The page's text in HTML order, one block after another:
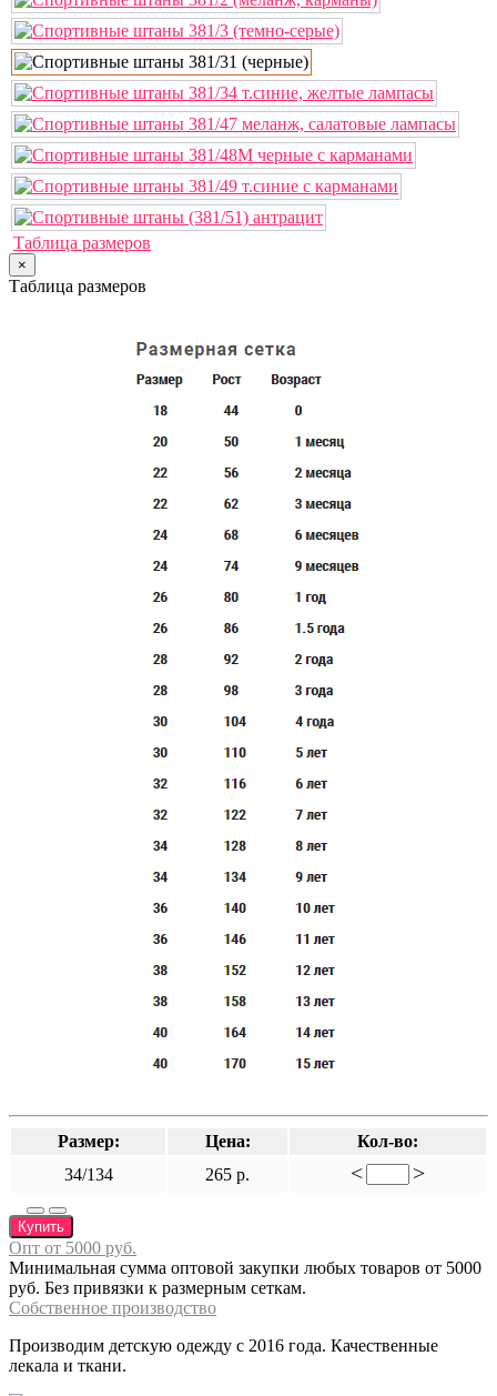
Таблица размеров
×
Таблица размеров
Размер: Цена:
Кол-во:
34/134
265 р. < >
Купить
Опт от 5000 руб.
Минимальная сумма оптовой закупки любых товаров от 5000
руб. Без привязки к размерным сеткам.
Собственное производство
Производим детскую одежду с 2016 года. Качественные
лекала и ткани.